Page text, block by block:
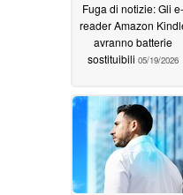
Fuga di notizie: Gli e-
reader Amazon
avranno batterie
sostituibili 05/19/2026